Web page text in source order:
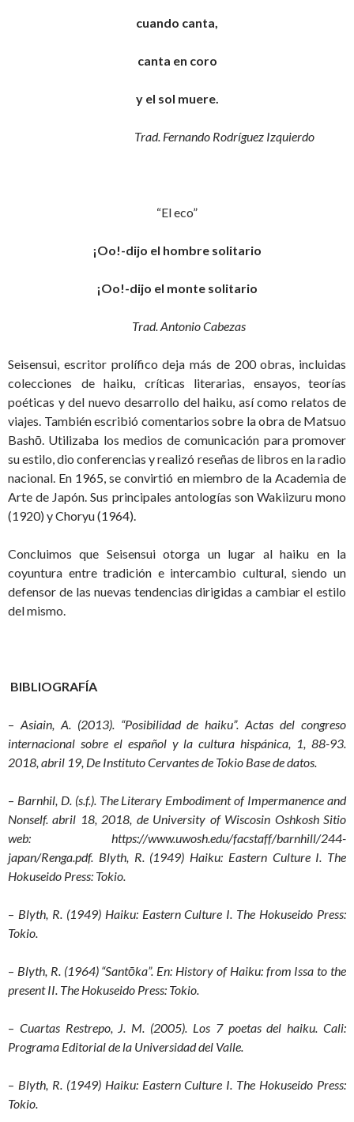
cuando canta,
canta en coro
y el sol muere.
Trad. Fernando Rodríguez Izquierdo
“El eco”
¡Oo!-dijo el hombre solitario
¡Oo!-dijo el monte solitario
Trad. Antonio Cabezas
Seisensui, escritor prolífico deja más de 200 obras, incluidas
colecciones de haiku, críticas literarias, ensayos, teorías
poéticas y del nuevo desarrollo del haiku, así como relatos de
viajes. También escribió comentarios sobre la obra de Matsuo
Bashō. Utilizaba los medios de comunicación para promover
su estilo, dio conferencias y realizó reseñas de libros en la radio
nacional. En 1965, se convirtió en miembro de la Academia de
Arte de Japón. Sus principales antologías son Wakiizuru mono
(1920) y Choryu (1964).
Concluimos que Seisensui otorga un lugar al haiku en la
coyuntura entre tradición e intercambio cultural, siendo un
defensor de las nuevas tendencias dirigidas a cambiar el estilo
del mismo.
BIBLIOGRAFÍA
– Asiain, A. (2013). “Posibilidad de haiku”. Actas del congreso
internacional sobre el español y la cultura hispánica, 1, 88-93.
2018, abril 19, De Instituto Cervantes de Tokio Base de datos.
– Barnhil, D. (s.f.). The Literary Embodiment of Impermanence and
Nonself. abril 18, 2018, de University of Wiscosin Oshkosh Sitio
web: https://www.uwosh.edu/facstaff/barnhill/244-
japan/Renga.pdf. Blyth, R. (1949) Haiku: Eastern Culture I. The
Hokuseido Press: Tokio.
– Blyth, R. (1949) Haiku: Eastern Culture I. The Hokuseido Press:
Tokio.
– Blyth, R. (1964) “Santōka”. En: History of Haiku: from Issa to the
present II. The Hokuseido Press: Tokio.
– Cuartas Restrepo, J. M. (2005). Los 7 poetas del haiku. Cali:
Programa Editorial de la Universidad del Valle.
– Blyth, R. (1949) Haiku: Eastern Culture I. The Hokuseido Press:
Tokio.